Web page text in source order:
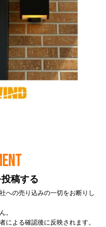
稿する
への売り込みの一切をお断りし
。
による確認後に反映されます。